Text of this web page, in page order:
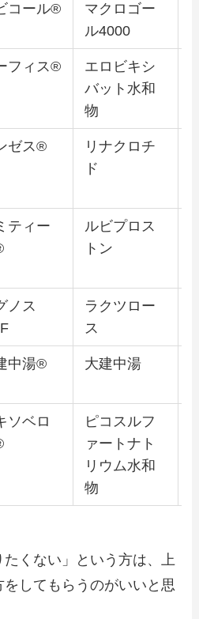
コール®
マクロゴー
ル4000
フィス®
エロビキシ
バット水和
物
ゼス®
リナクロチ
ド
ティー
ルビプロス
トン
ノス
ラクツロー
ス
中湯® 大建中湯
ソベロ
ピコスルフ
ァートナト
リウム水和
物
たくない」という方は、上
してもらうのがいいと思